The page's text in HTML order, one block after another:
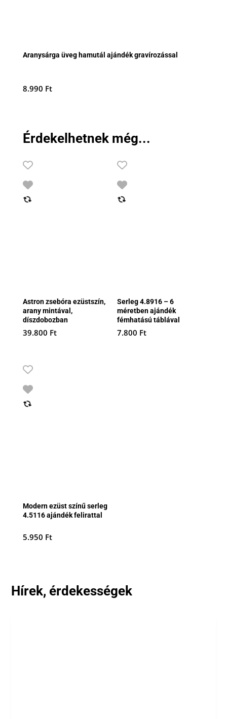
Aranysárga üveg hamutál ajándék gravírozással
8.990 Ft
Érdekelhetnek még...
Astron zsebóra ezüstszín,
arany mintával,
díszdobozban
39.800 Ft
Serleg 4.8916 – 6
méretben ajándék
fémhatású táblával
7.800 Ft
Modern ezüst színű serleg
4.5116 ajándék felirattal
5.950 Ft
Hírek, érdekességek